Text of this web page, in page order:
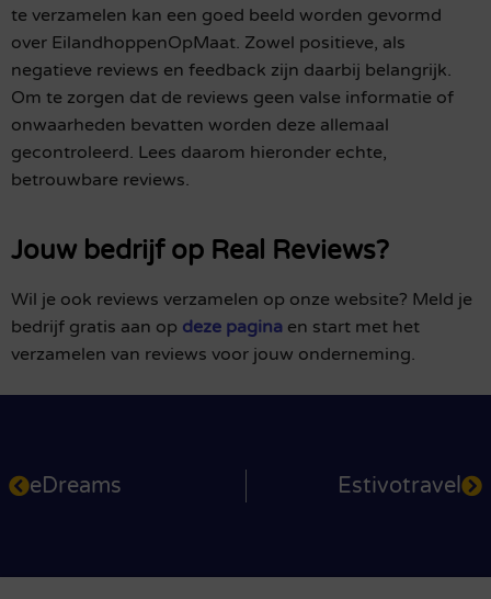
te verzamelen kan een goed beeld worden gevormd
over EilandhoppenOpMaat. Zowel positieve, als
negatieve reviews en feedback zijn daarbij belangrijk.
Om te zorgen dat de reviews geen valse informatie of
onwaarheden bevatten worden deze allemaal
gecontroleerd. Lees daarom hieronder echte,
betrouwbare reviews.
Jouw bedrijf op Real Reviews?
Wil je ook reviews verzamelen op onze website? Meld je
bedrijf gratis aan op deze pagina en start met het
verzamelen van reviews voor jouw onderneming.
eDreams Estivotravel